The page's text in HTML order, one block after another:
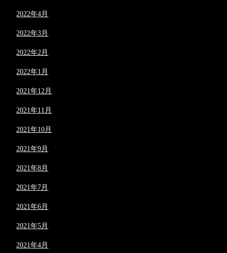
2022年4月
2022年3月
2022年2月
2022年1月
2021年12月
2021年11月
2021年10月
2021年9月
2021年8月
2021年7月
2021年6月
2021年5月
2021年4月